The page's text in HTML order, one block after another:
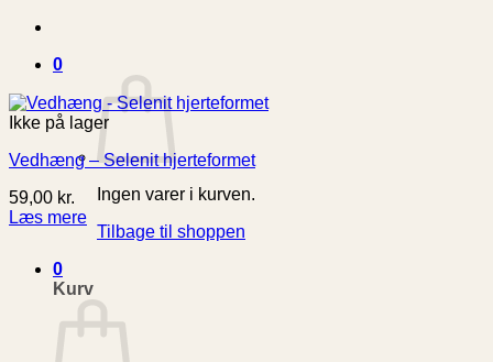
0
Ingen varer i kurven.
Tilbage til shoppen
0
Kurv
Ikke på lager
Vedhæng – Selenit hjerteformet
59,00 kr.
Læs mere